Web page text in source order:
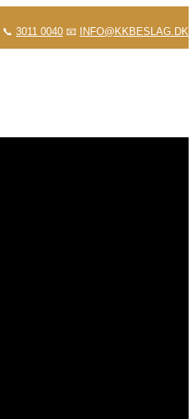
📞 3011 0040 📧 INFO@KKBESLAG.DK